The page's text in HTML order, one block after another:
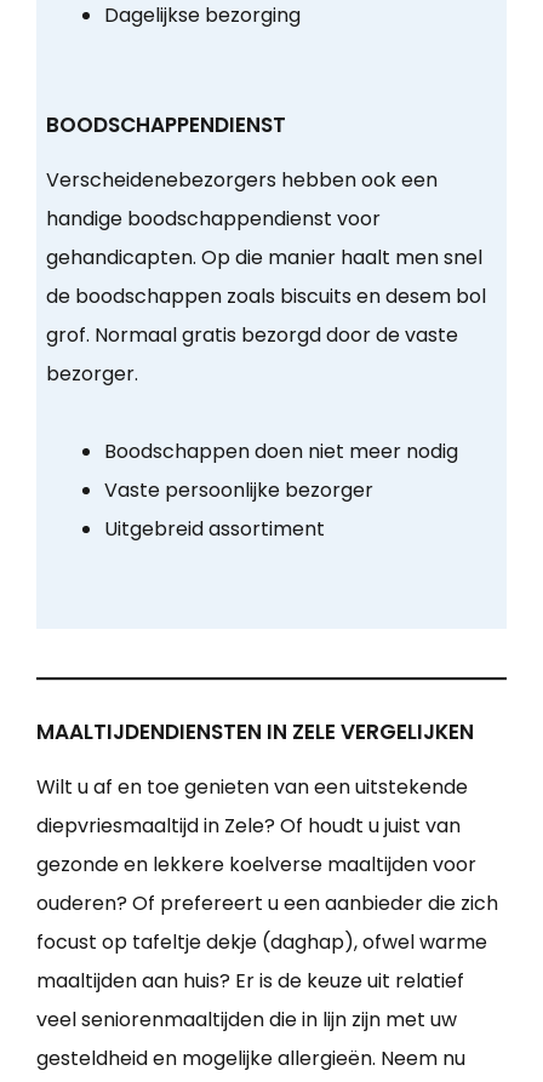
Dagelijkse bezorging
BOODSCHAPPENDIENST
Verscheidenebezorgers hebben ook een
handige boodschappendienst voor
gehandicapten. Op die manier haalt men snel
de boodschappen zoals biscuits en desem bol
grof. Normaal gratis bezorgd door de vaste
bezorger.
Boodschappen doen niet meer nodig
Vaste persoonlijke bezorger
Uitgebreid assortiment
MAALTIJDENDIENSTEN IN ZELE VERGELIJKEN
Wilt u af en toe genieten van een uitstekende
diepvriesmaaltijd in Zele? Of houdt u juist van
gezonde en lekkere koelverse maaltijden voor
ouderen? Of prefereert u een aanbieder die zich
focust op tafeltje dekje (daghap), ofwel warme
maaltijden aan huis? Er is de keuze uit relatief
veel seniorenmaaltijden die in lijn zijn met uw
gesteldheid en mogelijke allergieën. Neem nu